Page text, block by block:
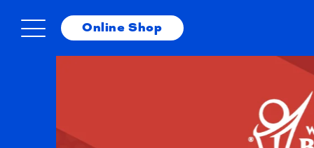
進む
Online Shop